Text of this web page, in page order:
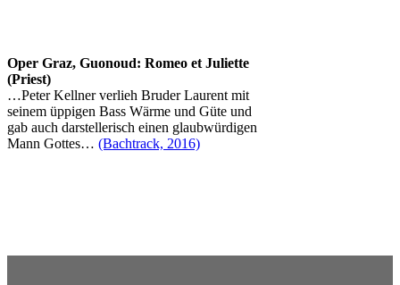
Oper Graz, Guonoud: Romeo et Juliette
(Priest)
…Peter Kellner verlieh Bruder Laurent mit
seinem üppigen Bass Wärme und Güte und
gab auch darstellerisch einen glaubwürdigen
Mann Gottes… (Bachtrack, 2016)